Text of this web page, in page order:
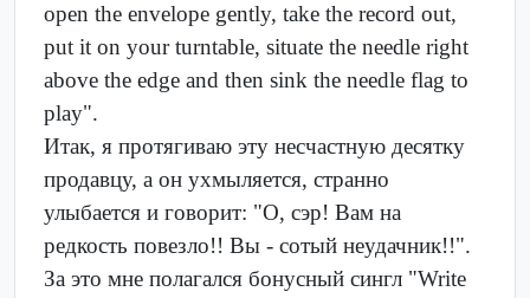
open the envelope gently, take the record out,
put it on your turntable, situate the needle right
above the edge and then sink the needle flag to
play".
Итак, я протягиваю эту несчастную десятку
продавцу, а он ухмыляется, странно
улыбается и говорит: "О, сэр! Вам на
редкость повезло!! Вы - сотый неудачник!!".
За это мне полагался бонусный сингл "Write